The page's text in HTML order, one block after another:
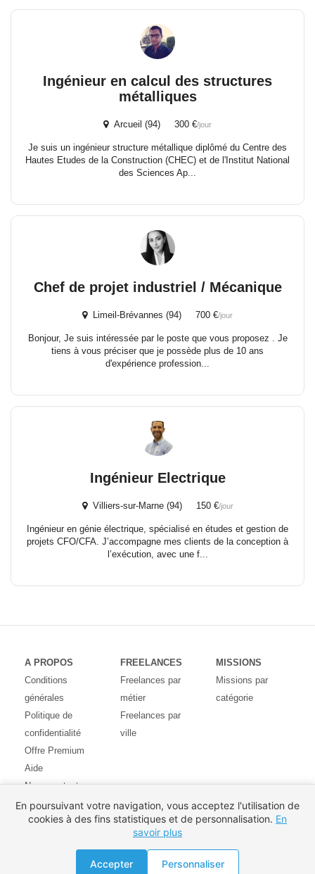
Ingénieur en calcul des structures
métalliques
Arcueil (94) 300 €/jour
Je suis un ingénieur structure métallique diplômé du Centre des
Hautes Etudes de la Construction (CHEC) et de l'Institut National
des Sciences Ap...
Chef de projet industriel / Mécanique
Limeil-Brévannes (94) 700 €/jour
Bonjour, Je suis intéressée par le poste que vous proposez . Je
tiens à vous préciser que je possède plus de 10 ans
d'expérience profession...
Ingénieur Electrique
Villiers-sur-Marne (94) 150 €/jour
Ingénieur en génie électrique, spécialisé en études et gestion de
projets CFO/CFA. J’accompagne mes clients de la conception à
l’exécution, avec une f...
Proposer une mission
A PROPOS
Conditions
générales
Politique de
confidentialité
Offre Premium
Aide
Nous contacter
Avis des
utilisateurs
FREELANCES
Freelances par
métier
Freelances par
ville
MISSIONS
Missions par
catégorie
En poursuivant votre navigation, vous acceptez l'utilisation de
cookies à des fins statistiques et de personnalisation. En
savoir plus
Accepter Personnaliser